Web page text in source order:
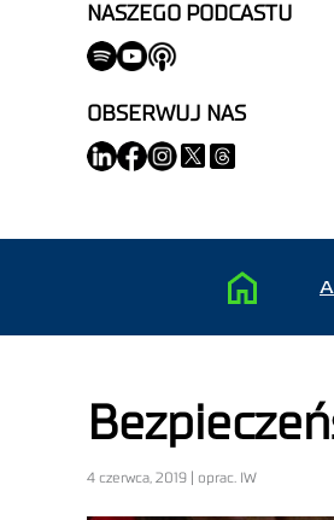
NASZEGO PODCASTU
OBSERWUJ NAS
4 czerwca, 2019 | oprac. IW